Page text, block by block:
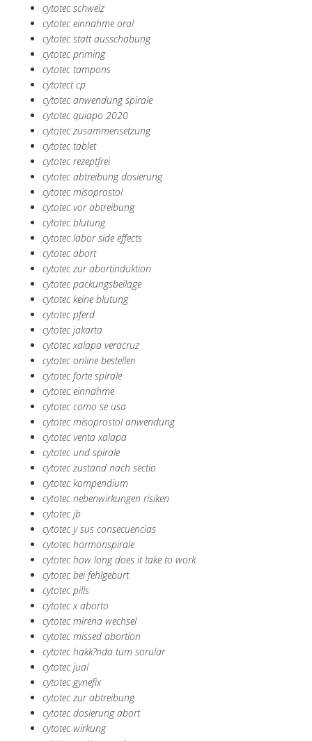
cytotec schweiz
cytotec einnahme oral
cytotec statt ausschabung
cytotec priming
cytotec tampons
cytotect cp
cytotec anwendung spirale
cytotec quiapo 2020
cytotec zusammensetzung
cytotec tablet
cytotec rezeptfrei
cytotec abtreibung dosierung
cytotec misoprostol
cytotec vor abtreibung
cytotec blutung
cytotec labor side effects
cytotec abort
cytotec zur abortinduktion
cytotec packungsbeilage
cytotec keine blutung
cytotec pferd
cytotec jakarta
cytotec xalapa veracruz
cytotec online bestellen
cytotec forte spirale
cytotec einnahme
cytotec como se usa
cytotec misoprostol anwendung
cytotec venta xalapa
cytotec und spirale
cytotec zustand nach sectio
cytotec kompendium
cytotec nebenwirkungen risiken
cytotec jb
cytotec y sus consecuencias
cytotec hormonspirale
cytotec how long does it take to work
cytotec bei fehlgeburt
cytotec pills
cytotec x aborto
cytotec mirena wechsel
cytotec missed abortion
cytotec hakk?nda tum sorular
cytotec jual
cytotec gynefix
cytotec zur abtreibung
cytotec dosierung abort
cytotec wirkung